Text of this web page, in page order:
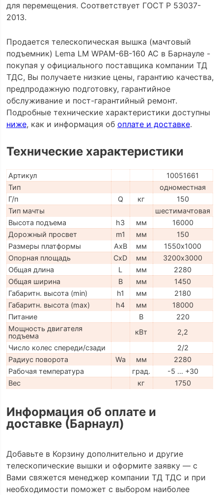
для перемещения. Соответствует ГОСТ Р 53037-
2013.
Продается телескопическая вышка (мачтовый
подъемник) Lema LM WPAM-6B-160 AC в Барнауле -
покупая у официального поставщика компании ТД
ТДС, Вы получаете низкие цены, гарантию качества,
предпродажную подготовку, гарантийное
обслуживание и пост-гарантийный ремонт.
Подробные технические характеристики доступны
ниже, как и информация об оплате и доставке.
Технические характеристики
Артикул
10051661
Тип
одноместная
Г/п
Q кг
150
Тип мачты
шестимачтовая
Высота подъема
h3 мм
16000
Дорожный просвет
m1 мм
150
Размеры платформы
AxB мм
1550х1000
Опорная площадь
CxD мм
3200х3000
Общая длина
L мм
2280
Общая ширина
B мм
1450
Габаритн. высота (min)
h1 мм
2180
Габаритн. высота (max)
h4 мм
18000
Питание
В
220
Мощность двигателя
подъема
кВт
2,2
Число колес спереди/сзади
2/2
Радиус поворота
Wa мм
2280
Рабочая температура
град.
-5 … +30
Вес
кг 1750
Информация об оплате и
доставке (Барнаул)
Добавьте в Корзину дополнительно и другие
телескопические вышки и оформите заявку — с
Вами свяжется менеджер компании ТД ТДС и при
необходимости поможет с выбором наиболее